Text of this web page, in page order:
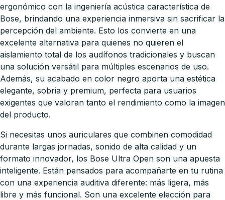
ergonómico con la ingeniería acústica característica de
Bose, brindando una experiencia inmersiva sin sacrificar la
percepción del ambiente. Esto los convierte en una
excelente alternativa para quienes no quieren el
aislamiento total de los audífonos tradicionales y buscan
una solución versátil para múltiples escenarios de uso.
Además, su acabado en color negro aporta una estética
elegante, sobria y premium, perfecta para usuarios
exigentes que valoran tanto el rendimiento como la imagen
del producto.
Si necesitas unos auriculares que combinen comodidad
durante largas jornadas, sonido de alta calidad y un
formato innovador, los Bose Ultra Open son una apuesta
inteligente. Están pensados para acompañarte en tu rutina
con una experiencia auditiva diferente: más ligera, más
libre y más funcional. Son una excelente elección para